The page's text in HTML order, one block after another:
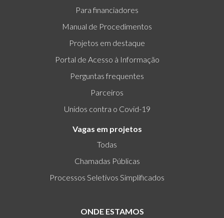
Para financiadores
Manual de Procedimentos
Projetos em destaque
Portal de Acesso à Informação
Perguntas frequentes
Parceiros
Unidos contra o Covid-19
Vagas em projetos
Todas
Chamadas Públicas
Processos Seletivos Simplificados
ONDE ESTAMOS